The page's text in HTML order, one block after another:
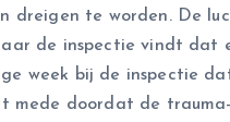
dreigen te worden. De
de inspectie vindt
week bij de inspectie
mede doordat de